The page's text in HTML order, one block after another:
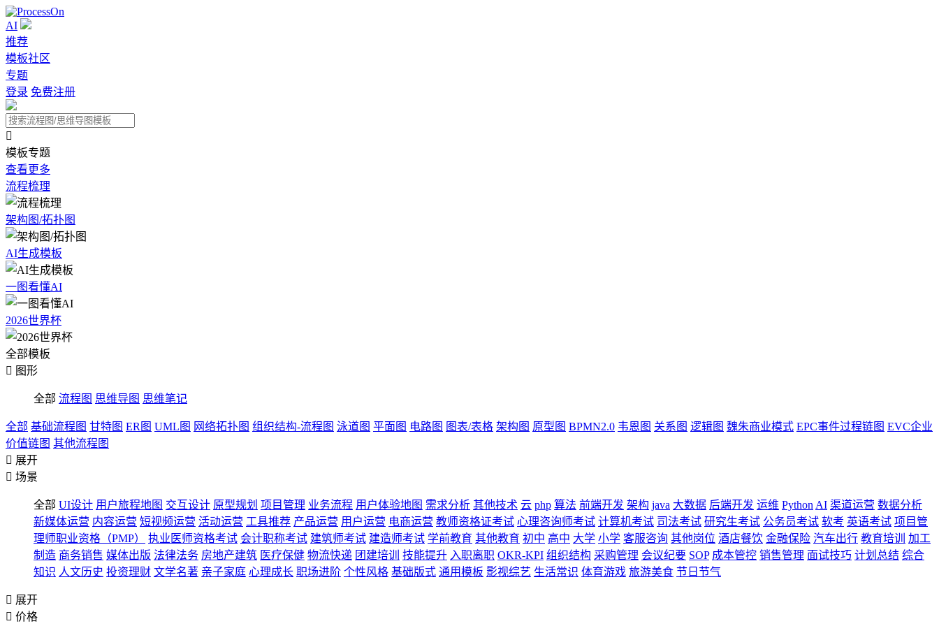
AI
推荐
模板社区
专题
登录 免费注册

模板专题
查看更多
流程梳理
架构图/拓扑图
AI生成模板
一图看懂AI
2026世界杯
全部模板
 图形
全部 流程图 思维导图 思维笔记
全部 基础流程图 甘特图 ER图 UML图 网络拓扑图 组织结构-流程图 泳道图 平面图 电路图 图表/表格 架构图 原型图 BPMN2.0 韦恩图 关系图 逻辑图 魏朱商业模式 EPC事件过程链图 EVC企业
价值链图 其他流程图
 展开
 场景
全部 UI设计 用户旅程地图 交互设计 原型规划 项目管理 业务流程 用户体验地图 需求分析 其他技术 云 php 算法 前端开发 架构 java 大数据 后端开发 运维 Python AI 渠道运营 数据分析
新媒体运营 内容运营 短视频运营 活动运营 工具推荐 产品运营 用户运营 电商运营 教师资格证考试 心理咨询师考试 计算机考试 司法考试 研究生考试 公务员考试 软考 英语考试 项目管
理师职业资格（PMP）
执业医师资格考试 会计职称考试 建筑师考试 建造师考试 学前教育 其他教育 初中 高中 大学 小学 客服咨询 其他岗位 酒店餐饮 金融保险 汽车出行 教育培训
加工
制造 商务销售 媒体出版 法律法务 房地产建筑 医疗保健 物流快递 团建培训 技能提升 入职离职 OKR-KPI 组织结构 采购管理 会议纪要 SOP 成本管控 销售管理 面试技巧 计划总结 综合
知识 人文历史 投资理财 文学名著 亲子家庭 心理成长 职场进阶 个性风格 基础版式 通用模板 影视综艺 生活常识 体育游戏 旅游美食 节日节气
 展开
 价格